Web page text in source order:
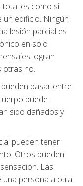
total es como si
edificio. Ningún
lesión parcial es
en solo
logran
otras no.
pasar entre
puede
sido dañados y
pueden tener
Otros pueden
Las
una persona a otra